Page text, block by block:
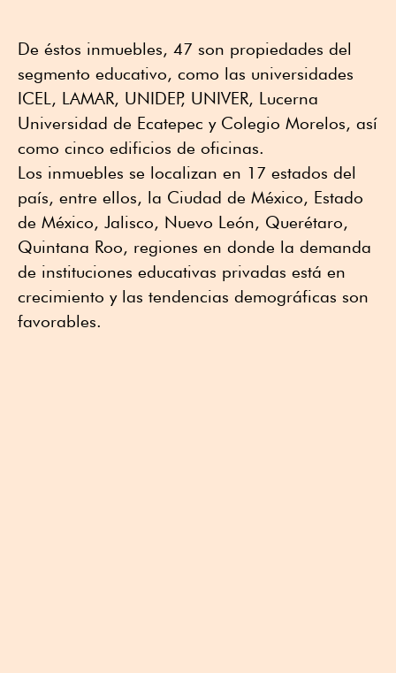
De éstos inmuebles, 47 son propiedades del
segmento educativo, como las universidades
ICEL, LAMAR, UNIDEP, UNIVER, Lucerna
Universidad de Ecatepec y Colegio Morelos, así
como cinco edificios de oficinas.
Los inmuebles se localizan en 17 estados del
país, entre ellos, la Ciudad de México, Estado
de México, Jalisco, Nuevo León, Querétaro,
Quintana Roo, regiones en donde la demanda
de instituciones educativas privadas está en
crecimiento y las tendencias demográficas son
favorables.